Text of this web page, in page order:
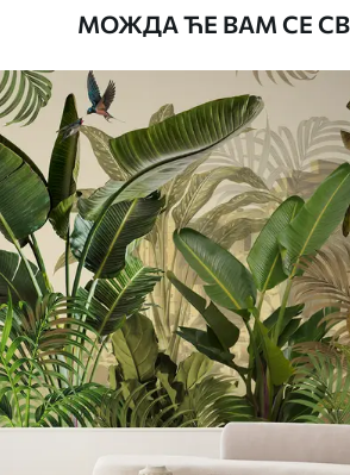
водом.
Доступни материјали
Стандард
4472.422683.45RSD/m²
Премиум
5525.003315 .00RSD /m²
Премиум
МОЖДА ЋЕ ВАМ СЕ